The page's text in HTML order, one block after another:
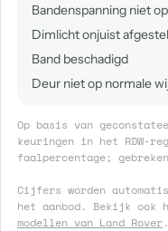
Bandenspanning niet
Dimlicht onjuist
Band beschadigd
Deur niet op normale
Op basis van
keuringen in het RDW-
faalpercentage;
Cijfers worden
het aanbod. Bekijk ook
modellen van Land Rover.